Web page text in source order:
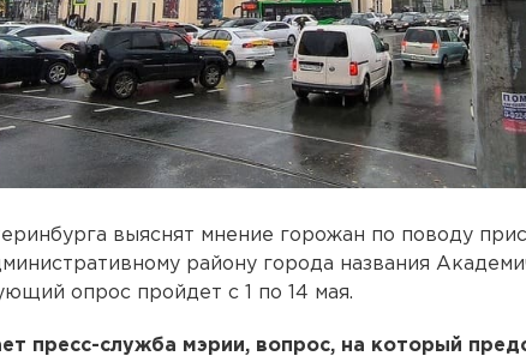
выяснят мнение горожан по поводу
району города названия
опрос пройдет с 1 по 14 мая.
пресс-служба мэрии, вопрос, на который